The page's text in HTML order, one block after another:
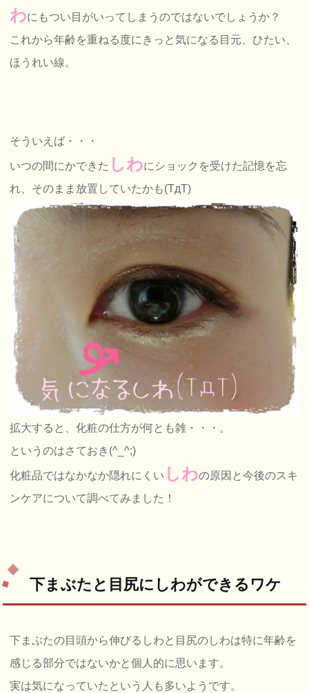
わにもつい目がいってしまうのではないでしょうか？
これから年齢を重ねる度にきっと気になる目元、ひたい、
ほうれい線。
そういえば・・・
いつの間にかできた しわにショックを受けた記憶を忘
れ、そのまま放置していたかも(TдT)
拡大すると、化粧の仕方が何とも雑・・・。
というのはさておき(^_^;)
化粧品ではなかなか隠れにくい しわの原因と今後のスキ
ンケアについて調べてみました！
下まぶたと目尻にしわができるワケ
下まぶたの目頭から伸びるしわと目尻のしわは特に年齢を
感じる部分ではないかと個人的に思います。
実は気になっていたという人も多いようです。